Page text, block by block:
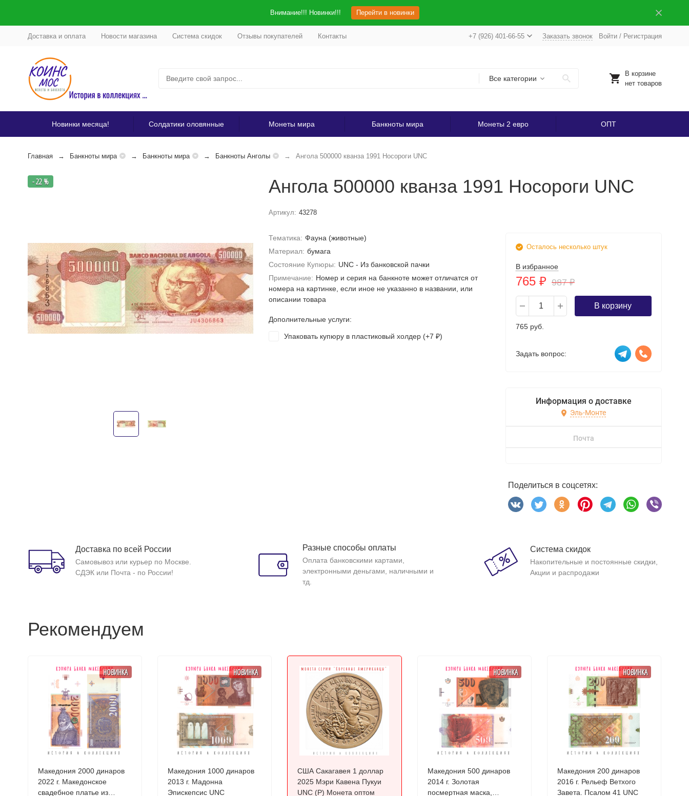
Внимание!!! Новинки!!! Перейти в новинки
Доставка и оплата Новости магазина Система скидок Отзывы покупателей Контакты +7 (926) 401-66-55 Заказать звонок Войти/ Регистрация
Все категории
В корзине
нет товаров
Новинки месяца! Солдатики оловянные Монеты мира Банкноты мира Монеты 2 евро ОПТ
Главная Банкноты мира Банкноты мира Банкноты Анголы Ангола 500000 кванза 1991 Носороги UNC
- 22 % Ангола 500000 кванза 1991 Носороги UNC
Артикул: 43278
Тематика: Фауна (животные)
Материал: бумага
Состояние Купюры: UNC - Из банковской пачки
Примечание: Номер и серия на банкноте может отличатся от
номера на картинке, если иное не указанно в названии, или
описании товара
Дополнительные услуги:
Упаковать купюру в пластиковый холдер (+7 ₽)
Осталось несколько штук
В избранное
765 ₽ 987₽
В корзину
765 руб.
Задать вопрос:
Информация о доставке
Эль-Монте
Почта
Поделиться в соцсетях:
Доставка по всей России
Самовывоз или курьер по Москве.
СДЭК или Почта - по России!
Разные способы оплаты
Оплата банковскими картами,
электронными деньгами, наличными и
тд.
Система скидок
Накопительные и постоянные скидки,
Акции и распродажи
Рекомендуем
НОВИНКА
Македония 2000 динаров
2022 г. Македонское
свадебное платье из
НОВИНКА
Македония 1000 динаров
2013 г. Мадонна
Эпискепсис UNC
США Сакагавея 1 доллар
2025 Мэри Кавена Пукуи
UNC (P) Монета оптом
НОВИНКА
Македония 500 динаров
2014 г. Золотая
посмертная маска,
НОВИНКА
Македония 200 динаров
2016 г. Рельеф Ветхого
Завета. Псалом 41 UNC